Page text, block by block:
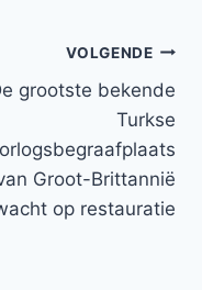
VOLGENDE
grootste bekende
Turkse
Groot-Brittannië
op restauratie